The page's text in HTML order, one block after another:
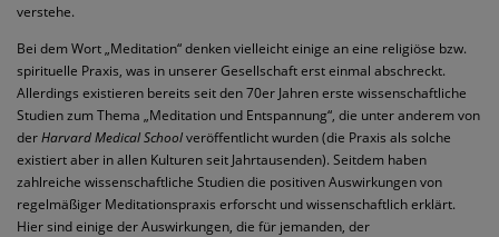
verstehe.
Bei dem Wort „Meditation“ denken vielleicht einige an eine religiöse bzw.
spirituelle Praxis, was in unserer Gesellschaft erst einmal abschreckt.
Allerdings existieren bereits seit den 70er Jahren erste wissenschaftliche
Studien zum Thema „Meditation und Entspannung“, die unter anderem von
derHarvard Medical Schoolveröffentlicht wurden (die Praxis als solche
existiert aber in allen Kulturen seit Jahrtausenden). Seitdem haben
zahlreiche wissenschaftliche Studien die positiven Auswirkungen von
regelmäßiger Meditationspraxis erforscht und wissenschaftlich erklärt.
Hier sind einige der Auswirkungen, die für jemanden, der